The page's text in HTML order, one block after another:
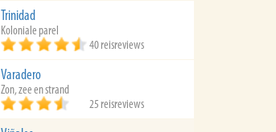
Trinidad
Koloniale parel
40 reisreviews
Varadero
Zon, zee en strand
25 reisreviews